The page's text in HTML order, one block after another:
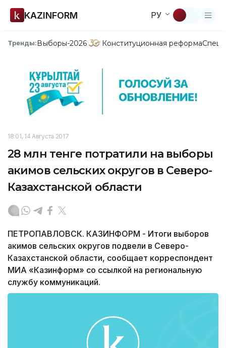
KAZINFORM РУ
Тренды:Выборы-2026 Конституционная реформа
18:01, 14 Августа 2017
28 млн тенге потратили на выборы
акимов сельских округов в Северо-
Казахстанской области
ПЕТРОПАВЛОВСК. КАЗИНФОРМ - Итоги выборов
акимов сельских округов подвели в Северо-
Казахстанской области, сообщает корреспондент
МИА «Казинформ» со ссылкой на региональную
службу коммуникаций.